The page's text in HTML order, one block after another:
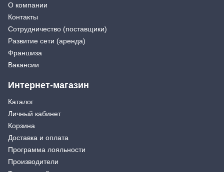
О компании
Контакты
Сотрудничество (поставщики)
Развитие сети (аренда)
Франшиза
Вакансии
Интернет-магазин
Каталог
Личный кабинет
Корзина
Доставка и оплата
Программа лояльности
Производители